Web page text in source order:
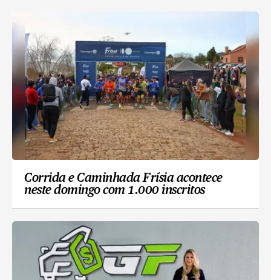
Corrida e Caminhada Frísia acontece
neste domingo com 1.000 inscritos